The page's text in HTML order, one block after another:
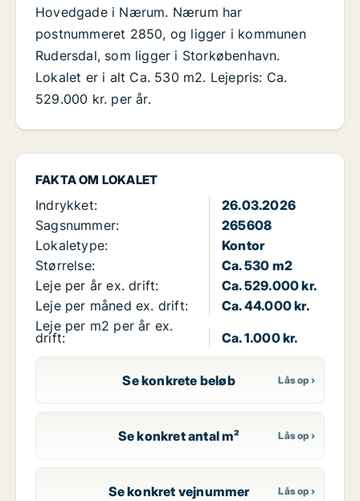
FAKTA OM LOKALET
Indrykket:
26.03.2026
Sagsnummer:
265608
Lokaletype:
Kontor
Størrelse:
Ca. 530 m2
Leje per år ex. drift:
Ca. 529.000 kr.
Leje per måned ex. drift:
Ca. 44.000 kr.
Leje per m2 per år ex.
drift: Ca. 1.000 kr.
Se konkrete beløb
Se konkret antal m²
Se konkret vejnummer
Hovedgade i Nærum. Nærum har
postnummeret 2850, og ligger i kommunen
Rudersdal, som ligger i Storkøbenhavn.
Lokalet er i alt Ca. 530 m2. Lejepris: Ca.
529.000 kr. per år.